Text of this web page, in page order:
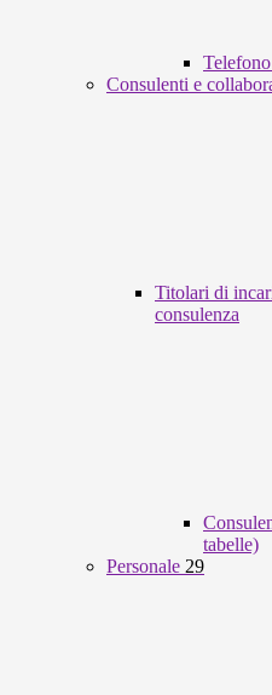
Consulenti e
Titolari di
consulenza
tabelle)
Personale 29